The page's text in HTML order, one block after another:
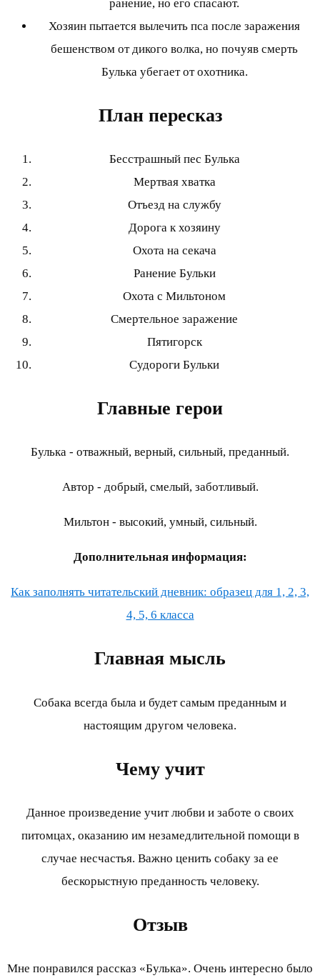
ранение, но его спасают.
Хозяин пытается вылечить пса после заражения
бешенством от дикого волка, но почуяв смерть
Булька убегает от охотника.
План пересказ
Бесстрашный пес Булька
Мертвая хватка
Отъезд на службу
Дорога к хозяину
Охота на секача
Ранение Бульки
Охота с Мильтоном
Смертельное заражение
Пятигорск
Судороги Бульки
Главные герои
Булька - отважный, верный, сильный, преданный.
Автор - добрый, смелый, заботливый.
Мильтон - высокий, умный, сильный.
Дополнительная информация:
Как заполнять читательский дневник: образец для 1, 2, 3,
4, 5, 6 класса
Главная мысль
Собака всегда была и будет самым преданным и
настоящим другом человека.
Чему учит
Данное произведение учит любви и заботе о своих
питомцах, оказанию им незамедлительной помощи в
случае несчастья. Важно ценить собаку за ее
бескорыстную преданность человеку.
Отзыв
Мне понравился рассказ «Булька». Очень интересно было